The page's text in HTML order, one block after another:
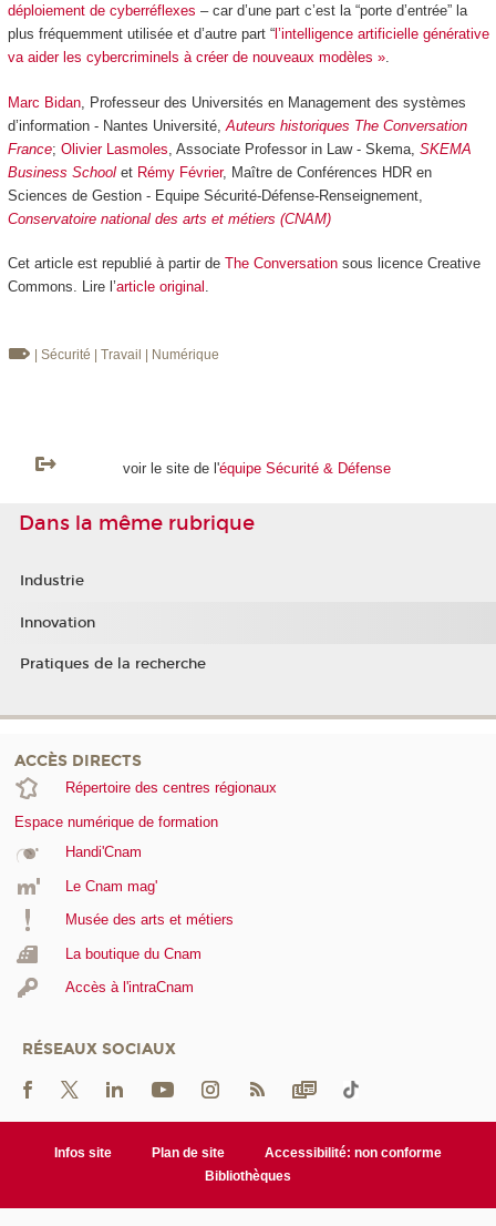
déploiement de cyberréflexes – car d’une part c’est la “porte d’entrée” la
plus fréquemment utilisée et d’autre part “l’intelligence artificielle générative
va aider les cybercriminels à créer de nouveaux modèles ».
Marc Bidan, Professeur des Universités en Management des systèmes
d’information - Nantes Université, Auteurs historiques The Conversation
France; Olivier Lasmoles , Associate Professor in Law - Skema, SKEMA
Business Schoolet Rémy Février, Maître de Conférences HDR en
Sciences de Gestion - Equipe Sécurité-Défense-Renseignement,
Conservatoire national des arts et métiers (CNAM)
Cet article est republié à partir de The Conversationsous licence Creative
Commons. Lire l’article original .
| Sécurité | Travail | Numérique
voir le site de l'équipe Sécurité & Défense
Dans la même rubrique
Industrie
Innovation
Pratiques de la recherche
ACCÈS DIRECTS
Répertoire des centres régionaux
Espace numérique de formation
Handi'Cnam
Le Cnam mag'
Musée des arts et métiers
La boutique du Cnam
Accès à l'intraCnam
RÉSEAUX SOCIAUX
Infos site Plan de site
Accessibilité: non conforme
Bibliothèques